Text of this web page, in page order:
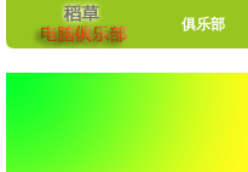
俱乐部